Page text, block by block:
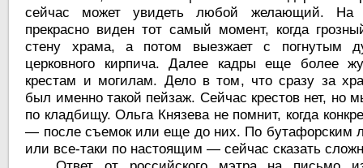
сейчас может увидеть любой желающий. На
прекрасно виден тот самый момент, когда
стену храма, а потом выезжает с погнутым
церковного кирпича. Далее кадры еще более
крестам и могилам. Дело в том, что сразу за
был именно такой пейзаж. Сейчас крестов нет, но
по кладбищу. Ольга Князева не помнит, когда
— после съемок или еще до них. По бутафорским
или все-таки по настоящим — сейчас сказать